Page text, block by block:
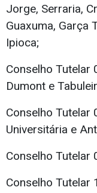
Jorge, Serraria,
Guaxuma, Garça
Ipioca;
Conselho Tutelar
Dumont e
Conselho Tutelar
Universitária e
Conselho Tutelar
Conselho Tutelar